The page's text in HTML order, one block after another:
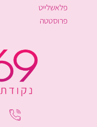
פלאשלייט
פרוסטטה